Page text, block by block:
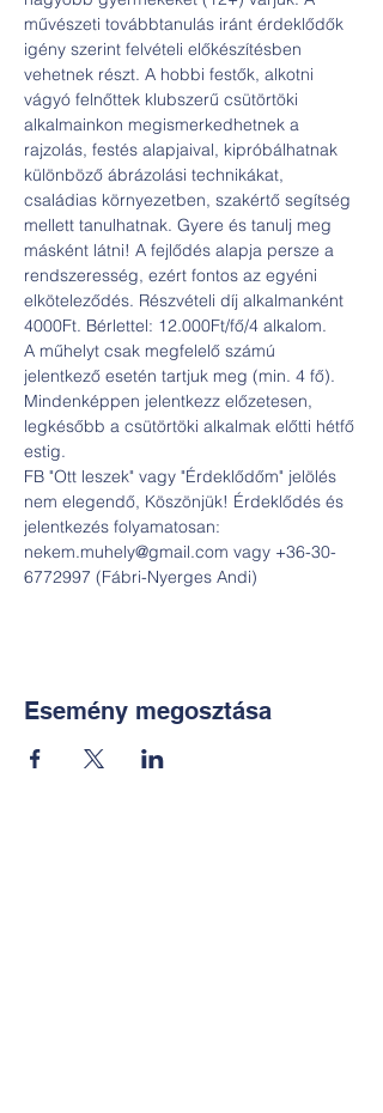
művészeti továbbtanulás iránt érdeklődők
igény szerint felvételi előkészítésben
vehetnek részt. A hobbi festők, alkotni
vágyó felnőttek klubszerű csütörtöki
alkalmainkon megismerkedhetnek a
rajzolás, festés alapjaival, kipróbálhatnak
különböző ábrázolási technikákat,
családias környezetben, szakértő segítség
mellett tanulhatnak. Gyere és tanulj meg
másként látni! A fejlődés alapja persze a
rendszeresség, ezért fontos az egyéni
elköteleződés. Részvételi díj alkalmanként
4000Ft. Bérlettel: 12.000Ft/fő/4 alkalom.
A műhelyt csak megfelelő számú
jelentkező esetén tartjuk meg (min. 4 fő).
Mindenképpen jelentkezz előzetesen,
legkésőbb a csütörtöki alkalmak előtti hétfő
estig.
FB "Ott leszek" vagy "Érdeklődőm" jelölés
nem elegendő, Köszönjük! Érdeklődés és
jelentkezés folyamatosan:
nekem.muhely@gmail.com vagy +36-30-
6772997 (Fábri-Nyerges Andi)
Esemény megosztása